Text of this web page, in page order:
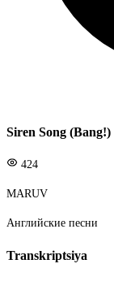
Siren Song (Bang!)
424
MARUV
Английские песни
Transkriptsiya